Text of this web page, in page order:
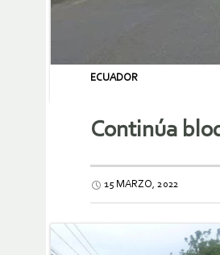
ECUADOR
Continúa
15 MARZO, 2022